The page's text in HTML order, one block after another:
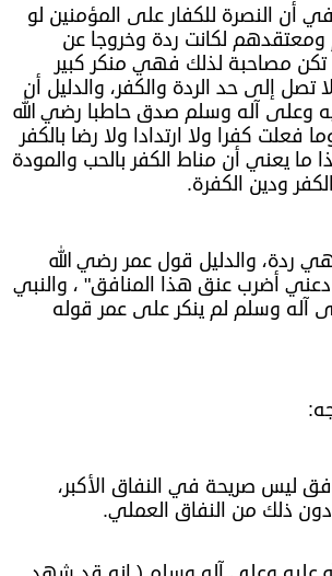
أن النصرة للكفار على المؤمنين لو
ومعتقدهم لكانت ردة وخروجا عن
تكن مصاحبة لذلك فهي منكر كبير
إلى حد الردة والكفر، والدليل أن
وعلى آله وسلم صدق حاطبا رضي الله
كفرا ولا ارتدادا ولا رضا بالكفر
ما يعني أن مناط الكفر بالحب والمودة
ودين الكفرة.
ردة، والدليل قول عمر رضي الله
دعني أضرب عنق هذا المنافق" ، والنبي
آله وسلم لم ينكر على عمر قوله
ليس صريحة في النفاق الأكبر،
ذلك من النفاق العملي.